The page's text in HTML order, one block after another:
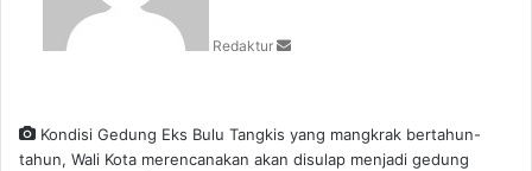
Redaktur
l
Kondisi Gedung Eks Bulu Tangkis yang mangkrak bertahun-
tahun, Wali Kota merencanakan akan disulap menjadi gedung